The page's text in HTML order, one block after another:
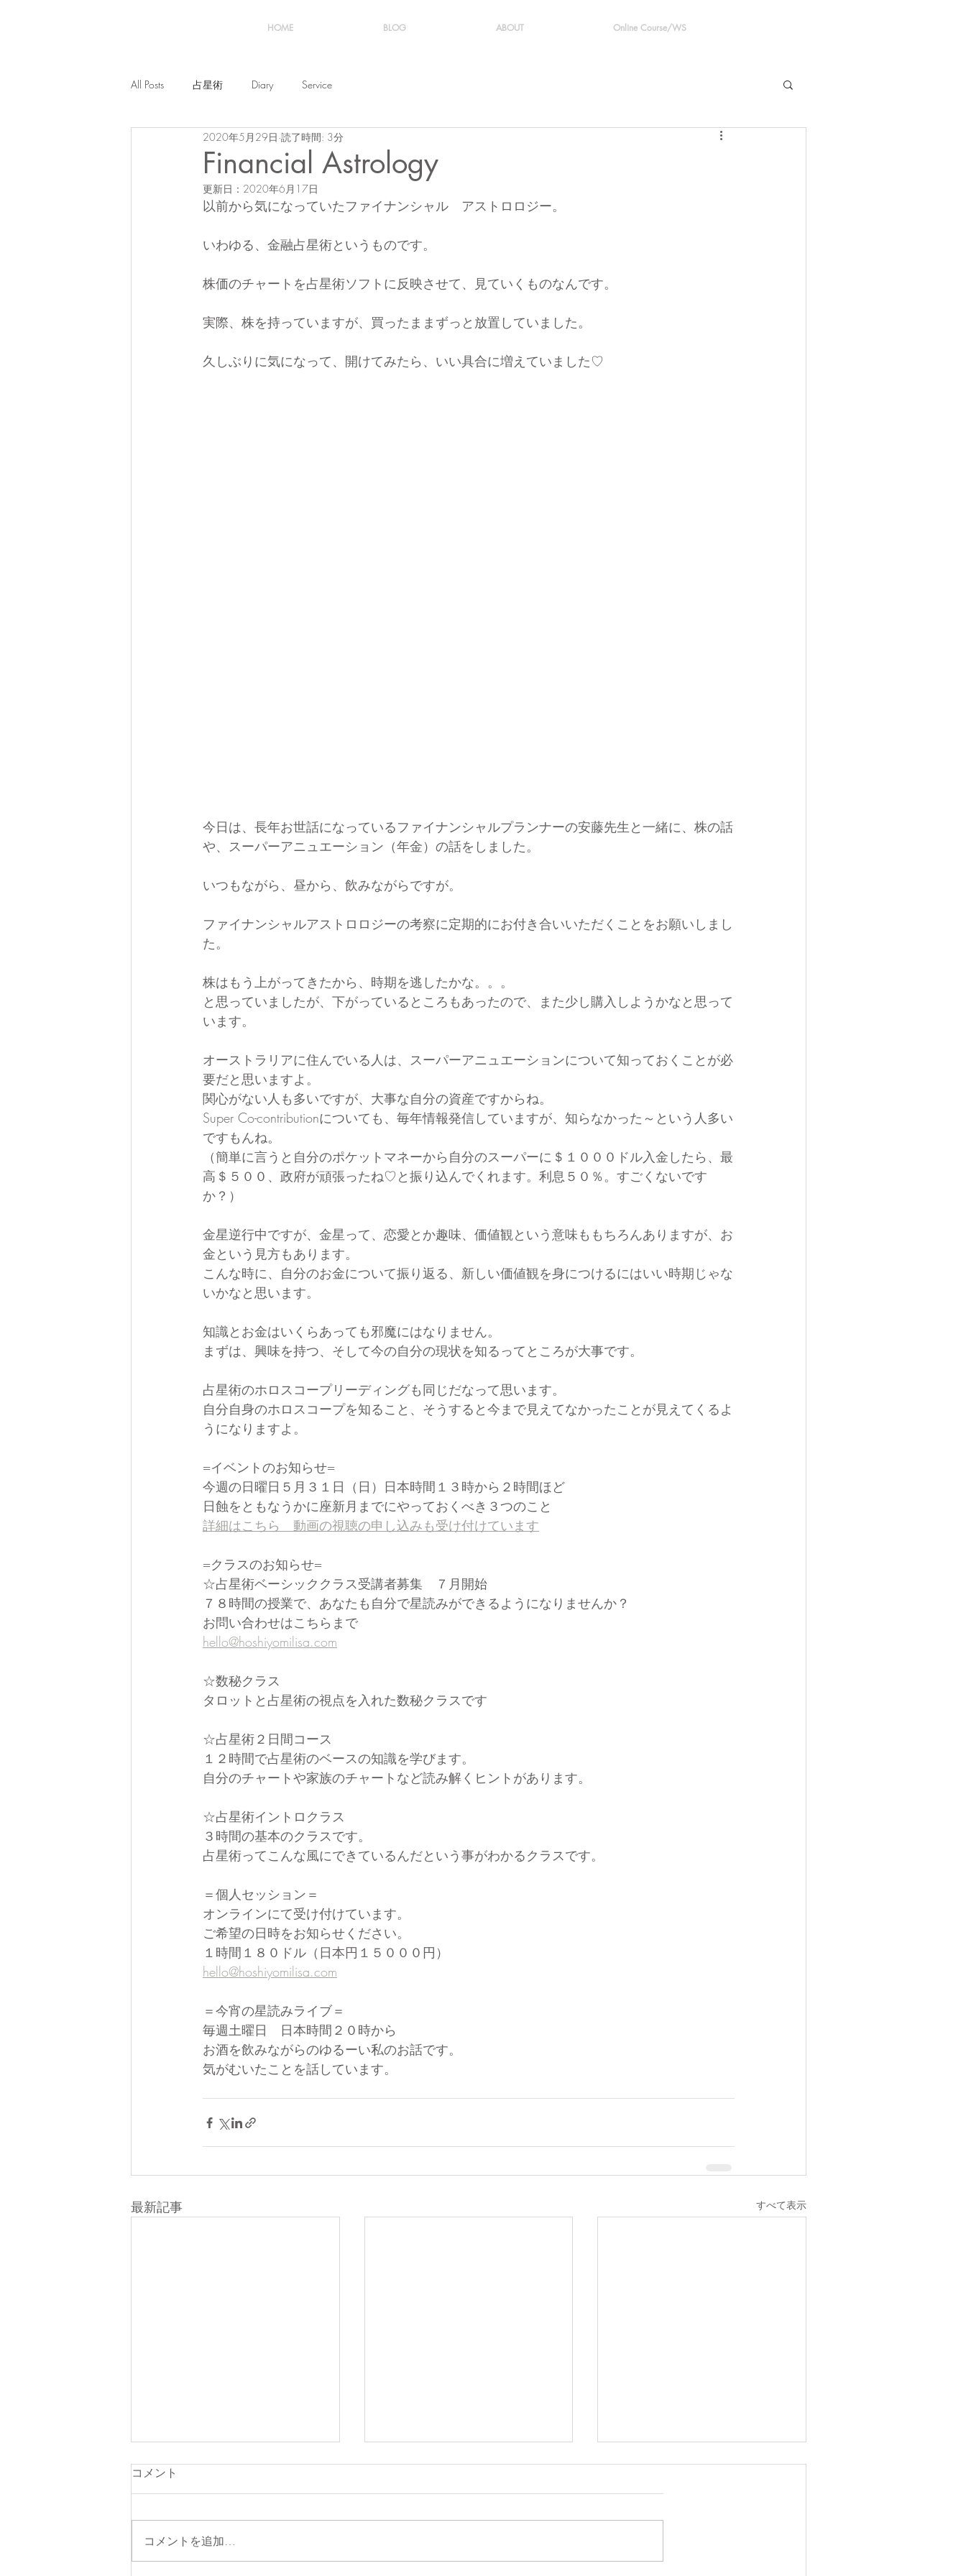
HOME BLOG ABOUT Online Course/WS
All Posts 占星術 Diary Service
Financial Astrology
2020年5月29日 読了時間: 3分
更新日： 2020年6月17日
以前から気になっていたファイナンシャル　アストロロジー。
いわゆる、金融占星術というものです。
株価のチャートを占星術ソフトに反映させて、見ていくものなんです。
実際、株を持っていますが、買ったままずっと放置していました。
久しぶりに気になって、開けてみたら、いい具合に増えていました♡
今日は、長年お世話になっているファイナンシャルプランナーの安藤先生と一緒に、株の話
や、スーパーアニュエーション（年金）の話をしました。
いつもながら、昼から、飲みながらですが。
ファイナンシャルアストロロジーの考察に定期的にお付き合いいただくことをお願いしまし
た。
株はもう上がってきたから、時期を逃したかな。。。
と思っていましたが、下がっているところもあったので、また少し購入しようかなと思って
います。
オーストラリアに住んでいる人は、スーパーアニュエーションについて知っておくことが必
要だと思いますよ。
関心がない人も多いですが、大事な自分の資産ですからね。
Super Co-contributionについても、毎年情報発信していますが、知らなかった～という人多い
ですもんね。
（簡単に言うと自分のポケットマネーから自分のスーパーに＄１０００ドル入金したら、最
高＄５００、政府が頑張ったね♡と振り込んでくれます。利息５０％。すごくないです
か？）
金星逆行中ですが、金星って、恋愛とか趣味、価値観という意味ももちろんありますが、お
金という見方もあります。
こんな時に、自分のお金について振り返る、新しい価値観を身につけるにはいい時期じゃな
いかなと思います。
知識とお金はいくらあっても邪魔にはなりません。
まずは、興味を持つ、そして今の自分の現状を知るってところが大事です。
占星術のホロスコープリーディングも同じだなって思います。
自分自身のホロスコープを知ること、そうすると今まで見えてなかったことが見えてくるよ
うになりますよ。
=イベントのお知らせ=
今週の日曜日５月３１日（日）日本時間１３時から２時間ほど
日蝕をともなうかに座新月までにやっておくべき３つのこと
詳細はこちら　動画の視聴の申し込みも受け付けています
=クラスのお知らせ=
☆占星術ベーシッククラス受講者募集　７月開始
７８時間の授業で、あなたも自分で星読みができるようになりませんか？
お問い合わせはこちらまで
hello@hoshiyomilisa.com
☆数秘クラス
タロットと占星術の視点を入れた数秘クラスです
☆占星術２日間コース
１２時間で占星術のベースの知識を学びます。
自分のチャートや家族のチャートなど読み解くヒントがあります。
☆占星術イントロクラス
３時間の基本のクラスです。
占星術ってこんな風にできているんだという事がわかるクラスです。
＝個人セッション＝
オンラインにて受け付けています。
ご希望の日時をお知らせください。
１時間１８０ドル（日本円１５０００円）
hello@hoshiyomilisa.com
＝今宵の星読みライブ＝
毎週土曜日　日本時間２０時から
お酒を飲みながらのゆるーい私のお話です。
気がむいたことを話しています。
最新記事 すべて表示
コメント
コメントを追加…